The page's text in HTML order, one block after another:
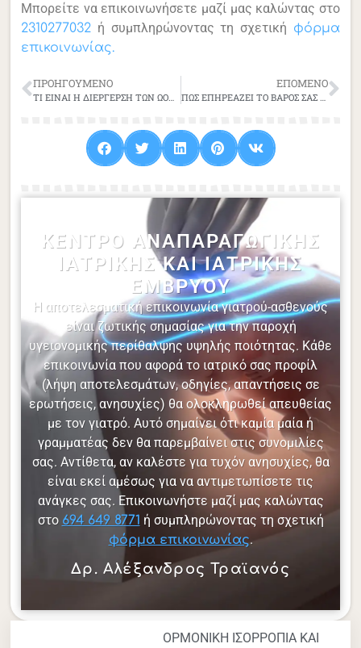
Μπορείτε να επικοινωνήσετε μαζί μας καλώντας στο
2310277032 ή συμπληρώνοντας τη σχετική φόρμα
επικοινωνίας.
ΠΡΟΗΓΟΎΜΕΝΟ ΕΠΌΜΕΝΟ
ΚΈΝΤΡΟ ΑΝΑΠΑΡΑΓΩΓΙΚΉΣ
ΙΑΤΡΙΚΉΣ ΚΑΙ ΙΑΤΡΙΚΉΣ
ΕΜΒΡΎΟΥ
Η αποτελεσματική επικοινωνία γιατρού-ασθενούς
είναι ζωτικής σημασίας για την παροχή
υγειονομικής περίθαλψης υψηλής ποιότητας. Κάθε
επικοινωνία που αφορά το ιατρικό σας προφίλ
(λήψη αποτελεσμάτων, οδηγίες, απαντήσεις σε
ερωτήσεις, ανησυχίες) θα ολοκληρωθεί απευθείας
με τον γιατρό. Αυτό σημαίνει ότι καμία μαία ή
γραμματέας δεν θα παρεμβαίνει στις συνομιλίες
σας. Αντίθετα, αν καλέστε για τυχόν ανησυχίες, θα
είναι εκεί αμέσως για να αντιμετωπίσετε τις
ανάγκες σας. Επικοινωνήστε μαζί μας καλώντας
στο 694 649 8771 ή συμπληρώνοντας τη σχετική
φόρμα επικοινωνίας.
Δρ. Αλέξανδρος Τραϊανός
ΟΡΜΟΝΙΚΗ ΙΣΟΡΡΟΠΙΑ ΚΑΙ